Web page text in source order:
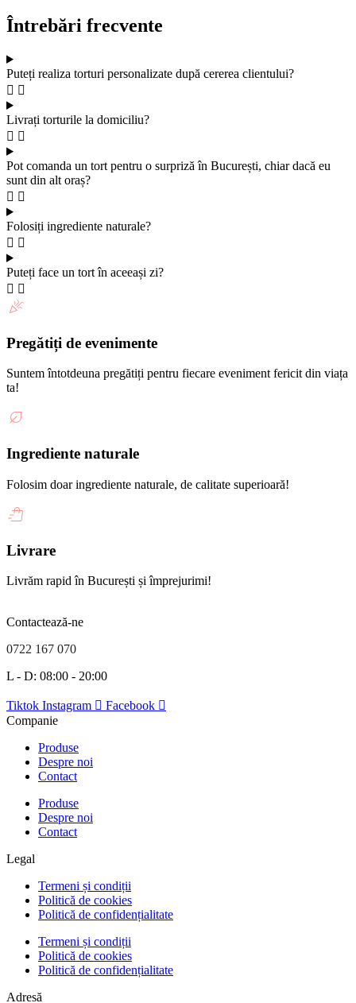
Întrebări frecvente
Puteți realiza torturi personalizate după cererea clientului?
Livrați torturile la domiciliu?
Pot comanda un tort pentru o surpriză în București, chiar dacă eu
sunt din alt oraș?
Folosiți ingrediente naturale?
Puteți face un tort în aceeași zi?
Pregătiți de evenimente
Suntem întotdeuna pregătiți pentru fiecare eveniment fericit din viața
ta!
Ingrediente naturale
Folosim doar ingrediente naturale, de calitate superioară!
Livrare
Livrăm rapid în București și împrejurimi!
Contactează-ne
0722 167 070
L - D: 08:00 - 20:00
Tiktok Instagram
Facebook
Companie
Produse
Despre noi
Contact
Produse
Despre noi
Contact
Legal
Termeni și condiții
Politică de cookies
Politică de confidențialitate
Termeni și condiții
Politică de cookies
Politică de confidențialitate
Adresă